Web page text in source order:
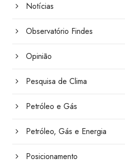
Notícias
Observatório Findes
Opinião
Pesquisa de Clima
Petróleo e Gás
Petróleo, Gás e Energia
Posicionamento